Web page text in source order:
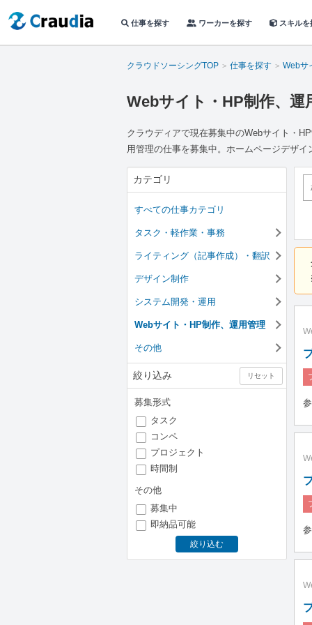
仕事を探す ワーカーを探す スキルを
クラウドソーシングTOP 仕事を探す Webサ
Webサイト・HP制作、
クラウディアで現在募集中のWebサイト・
用管理の仕事を募集中。ホームページデザイ
カテゴリ
すべての仕事カテゴリ
タスク・軽作業・事務
ライティング（記事作成）・翻訳
デザイン制作
システム開発・運用
Webサイト・HP制作、運用管理
その他
絞り込み リセット
募集形式
タスク
コンペ
プロジェクト
時間制
その他
募集中
即納品可能
絞り込む